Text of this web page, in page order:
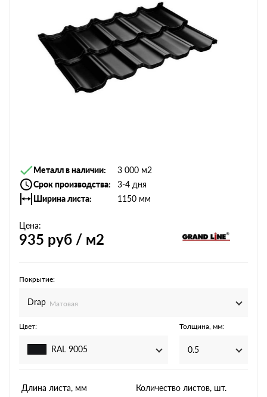
Металл в наличии
3 000 м2
Срок производства
3-4 дня
Ширина листа
1150 мм
Цена:
935 руб / м2
Покрытие:
Drap Матовая
Цвет:
RAL 9005
Толщина, мм:
0.5
Длина листа, мм Количество листов, шт.